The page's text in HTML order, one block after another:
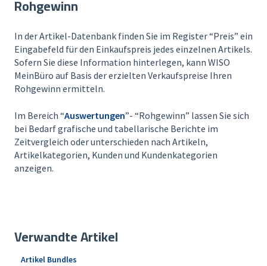
Rohgewinn
In der Artikel-Datenbank finden Sie im Register “Preis” ein
Eingabefeld für den Einkaufspreis jedes einzelnen Artikels.
Sofern Sie diese Information hinterlegen, kann WISO
MeinBüro auf Basis der erzielten Verkaufspreise Ihren
Rohgewinn ermitteln.
Im Bereich “Auswertungen”- “Rohgewinn” lassen Sie sich
bei Bedarf grafische und tabellarische Berichte im
Zeitvergleich oder unterschieden nach Artikeln,
Artikelkategorien, Kunden und Kundenkategorien
anzeigen.
Verwandte Artikel
Artikel Bundles